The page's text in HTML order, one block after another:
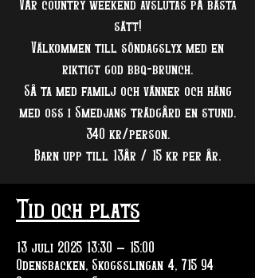
Vår country weekend avslutas på bästa
sätt!
Välkommen till söndagslyx med en
riktigt god bbq-brunch.
Så ta med familj och vänner och häng
med oss i Smedjans trädgård en stund.
340 kr/person.
Barn upp till 13år / 15 kr per år.
Tid och plats
13 juli 2025 13:30 – 15:00
Odensbacken, Skogsslingan 4, 715 94